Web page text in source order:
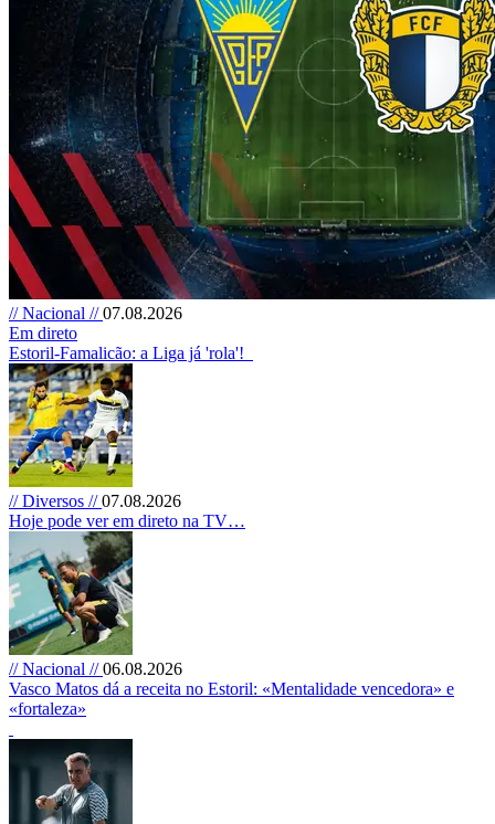
// Nacional //07.08.2026
Em direto
Estoril-Famalicão: a Liga já 'rola'!
// Diversos //07.08.2026
Hoje pode ver em direto na TV…
// Nacional //06.08.2026
Vasco Matos dá a receita no Estoril: «Mentalidade vencedora» e
«fortaleza»